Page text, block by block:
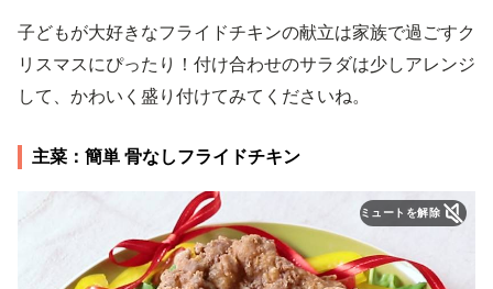
子どもが大好きなフライドチキンの献立は家族で過ごすク
リスマスにぴったり！付け合わせのサラダは少しアレンジ
して、かわいく盛り付けてみてくださいね。
主菜：簡単 骨なしフライドチキン
ミュートを解除